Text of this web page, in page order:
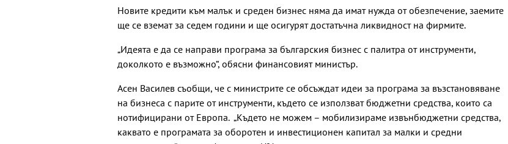
Новите кредити към малък и среден бизнес няма да имат нужда от обезпечение, заемите
ще се вземат за седем години и ще осигурят достатъчна ликвидност на фирмите.
„Идеята е да се направи програма за българския бизнес с палитра от инструменти,
доколкото е възможно“, обясни финансовият министър.
Асен Василев съобщи, че с министрите се обсъждат идеи за програма за възстановяване
на бизнеса с парите от инструменти, където се използват бюджетни средства, които са
нотифицирани от Европа. „Където не можем – мобилизираме извънбюджетни средства,
каквато е програмата за оборотен и инвестиционен капитал за малки и средни
Sunrise пристига във
Варна
Какво ще бъде
времето в петък?